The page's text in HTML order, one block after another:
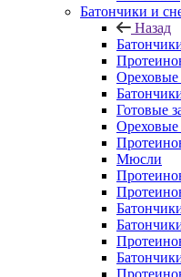
Батончики и
Назад
Ореховые
Готовые
Ореховые
Мюсли